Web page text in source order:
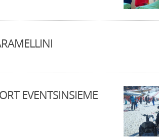
EVENTSINSIEME